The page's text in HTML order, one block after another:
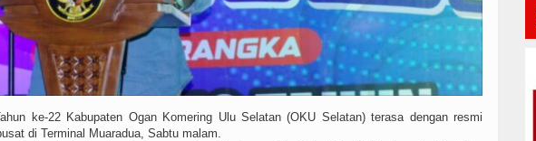
ke-22 Kabupaten Ogan Komering Ulu Selatan (OKU Selatan) terasa dengan resmi
di Terminal Muaradua, Sabtu malam.